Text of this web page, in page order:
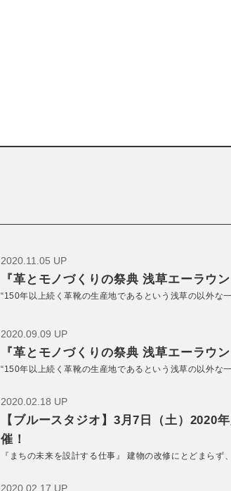
2020.11.05 UP
『革とモノづくりの祭典 浅草エーラウ
“150年以上続く革靴の生産地であるという浅草の以外な
2020.09.09 UP
『革とモノづくりの祭典 浅草エーラウ
“150年以上続く革靴の生産地であるという浅草の以外な
2020.02.18 UP
【ブルースタジオ】3月7日（土）2020
催！
『まちの未来を設計する仕事』 建物の改修にとどまらず
2020.02.17 UP